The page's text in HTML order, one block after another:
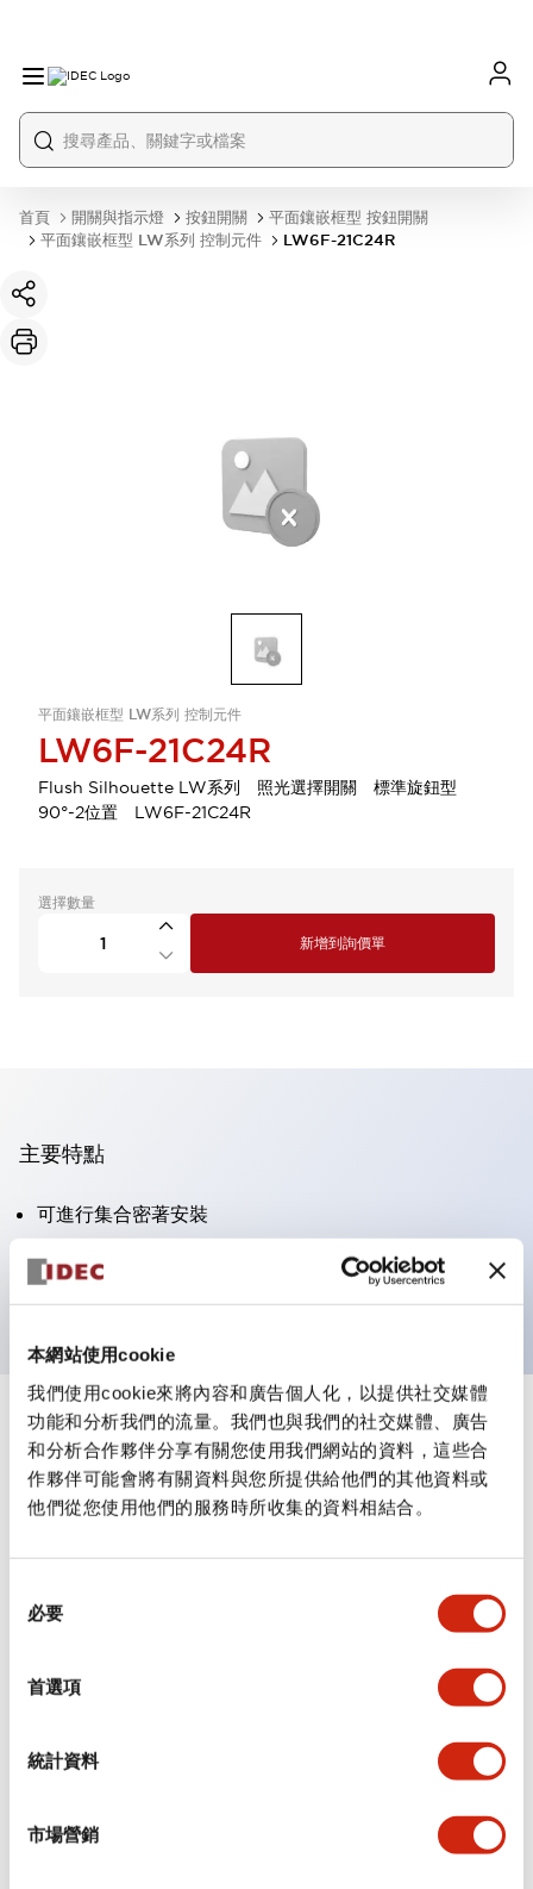
本網站使用cookie
我們使用cookie來將內容和廣告個人化，以提供社交媒體
功能和分析我們的流量。我們也與我們的社交媒體、廣告
和分析合作夥伴分享有關您使用我們網站的資料，這些合
作夥伴可能會將有關資料與您所提供給他們的其他資料或
他們從您使用他們的服務時所收集的資料相結合。
必要
首選項
統計資料
市場營銷
首頁 開關與指示燈 按鈕開關
平面鑲嵌框型 按鈕開關
平面鑲嵌框型 LW系列 控制元件
LW6F-21C24R
平面鑲嵌框型 LW系列 控制元件
LW6F-21C24R
Flush Silhouette LW系列 照光選擇開關 標準旋鈕型
90°-2位置 LW6F-21C24R
選擇數量
新增到詢價單
主要特點
可進行集合密著安裝
附鎖選擇開關採用高安全性的彈子鎖結構
防護結構為IP65（IEC60529）
規格 顯示全部
審美規範
環境規範
功能規格